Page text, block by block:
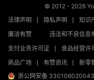
© 2012 - 2026
法律声明
隐私声明 知识
廉洁有赞
违法和不良信息
支付业务许可证
食品经营许
商品广场
有赞资讯 新零
浙公网安备